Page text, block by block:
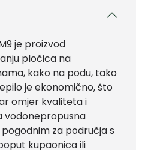
je proizvod
pločica na
kako na podu, tako
je ekonomično, što
omjer kvaliteta i
vodonepropusna
za područja s
kupaonica ili